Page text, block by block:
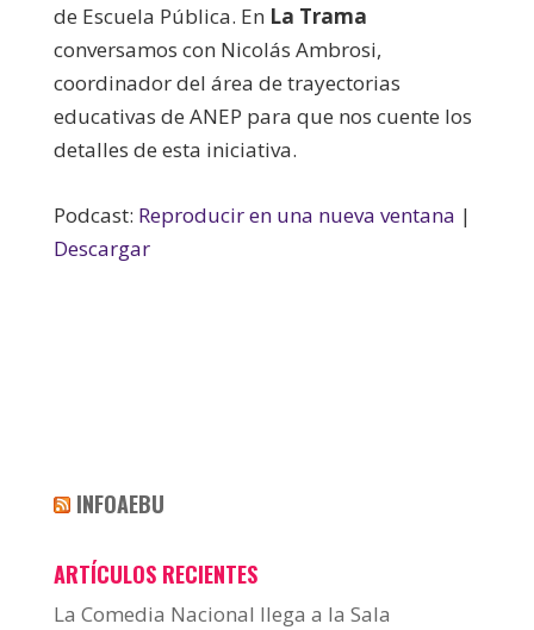
de Escuela Pública. En La Trama
conversamos con Nicolás Ambrosi,
coordinador del área de trayectorias
educativas de ANEP para que nos cuente los
detalles de esta iniciativa.
Podcast: Reproducir en una nueva ventana |
Descargar
INFOAEBU
ARTÍCULOS RECIENTES
La Comedia Nacional llega a la Sala